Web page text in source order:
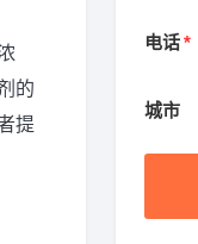
的
提
电话
城市